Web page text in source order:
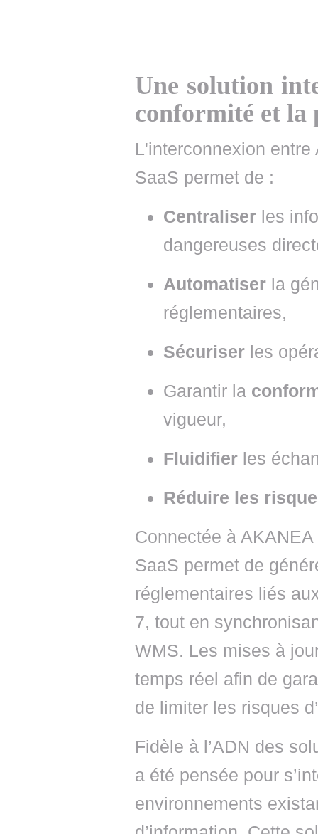
Une solution
conformité et la
L'interconnexion
SaaS permet de :
Centraliser les
dangereuses
Automatiser la
réglementaires,
Sécuriser les
Garantir la
vigueur,
Fluidifier les
Réduire les
Connectée à
SaaS permet de
réglementaires liés
7, tout en
WMS. Les mises à
temps réel afin de
de limiter les risques
Fidèle à l’ADN des
a été pensée pour
environnements